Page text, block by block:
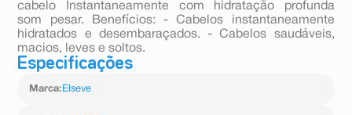
cabelo Instantaneamente com hidratação profunda
som pesar. Benefícios: - Cabelos instantaneamente
hidratados e desembaraçados. - Cabelos saudáveis,
macios, leves e soltos.
Especificações
Marca: Elseve